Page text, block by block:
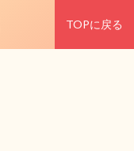
TOPに戻る